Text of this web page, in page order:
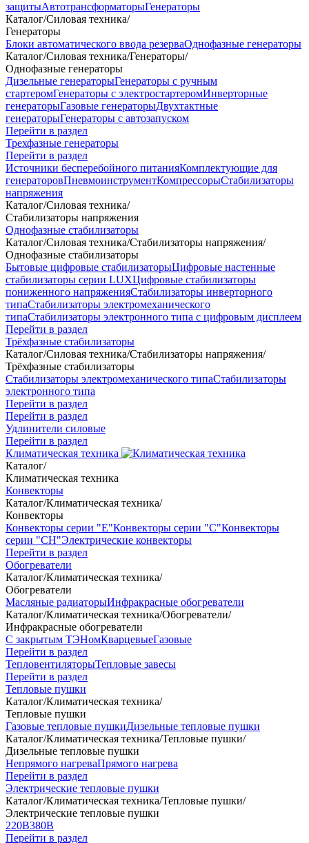
защитыАвтотрансформаторыГенераторы
Каталог/Силовая техника/
Генераторы
Блоки автоматического ввода резерваОднофазные генераторы
Каталог/Силовая техника/Генераторы/
Однофазные генераторы
Дизельные генераторыГенераторы с ручным
стартеромГенераторы с электростартеромИнверторные
генераторыГазовые генераторыДвухтактные
генераторыГенераторы с автозапуском
Перейти в раздел
Трехфазные генераторы
Перейти в раздел
Источники бесперебойного питанияКомплектующие для
генераторовПневмоинструментКомпрессорыСтабилизаторы
напряжения
Каталог/Силовая техника/
Стабилизаторы напряжения
Однофазные стабилизаторы
Каталог/Силовая техника/Стабилизаторы напряжения/
Однофазные стабилизаторы
Бытовые цифровые стабилизаторыЦифровые настенные
стабилизаторы серии LUXЦифровые стабилизаторы
пониженного напряженияСтабилизаторы инверторного
типаСтабилизаторы электромеханического
типаСтабилизаторы электронного типа с цифровым дисплеем
Перейти в раздел
Трёхфазные стабилизаторы
Каталог/Силовая техника/Стабилизаторы напряжения/
Трёхфазные стабилизаторы
Стабилизаторы электромеханического типаСтабилизаторы
электронного типа
Перейти в раздел
Перейти в раздел
Удлинители силовые
Перейти в раздел
Климатическая техника
Каталог/
Климатическая техника
Конвекторы
Каталог/Климатическая техника/
Конвекторы
Конвекторы серии "Е"Конвекторы серии "С"Конвекторы
серии "СН"Электрические конвекторы
Перейти в раздел
Обогреватели
Каталог/Климатическая техника/
Обогреватели
Масляные радиаторыИнфракрасные обогреватели
Каталог/Климатическая техника/Обогреватели/
Инфракрасные обогреватели
С закрытым ТЭНомКварцевыеГазовые
Перейти в раздел
ТепловентиляторыТепловые завесы
Перейти в раздел
Тепловые пушки
Каталог/Климатическая техника/
Тепловые пушки
Газовые тепловые пушкиДизельные тепловые пушки
Каталог/Климатическая техника/Тепловые пушки/
Дизельные тепловые пушки
Непрямого нагреваПрямого нагрева
Перейти в раздел
Электрические тепловые пушки
Каталог/Климатическая техника/Тепловые пушки/
Электрические тепловые пушки
220В380В
Перейти в раздел